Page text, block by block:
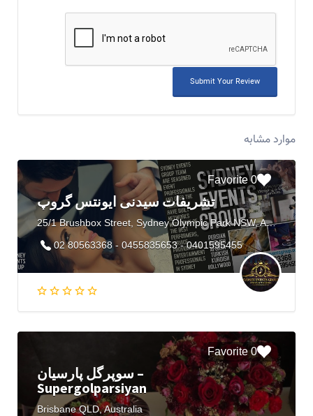
موارد مشابه
0 Favorite
تشریفات سیدنی ایونتس گروپ
25/1 Brushbox Street, Sydney Olympic Park NSW, Australia
02 80563368 - 0455835653 - 0401595455
0 Favorite
سوپرگل پارسیان –
Supergolparsiyan
Brisbane QLD, Australia